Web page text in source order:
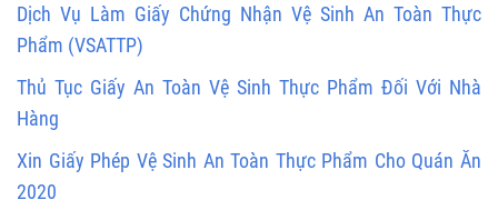
Dịch Vụ Làm Giấy Chứng Nhận Vệ Sinh An Toàn Thực
Phẩm (VSATTP)
Thủ Tục Giấy An Toàn Vệ Sinh Thực Phẩm Đối Với Nhà
Hàng
Xin Giấy Phép Vệ Sinh An Toàn Thực Phẩm Cho Quán Ăn
2020